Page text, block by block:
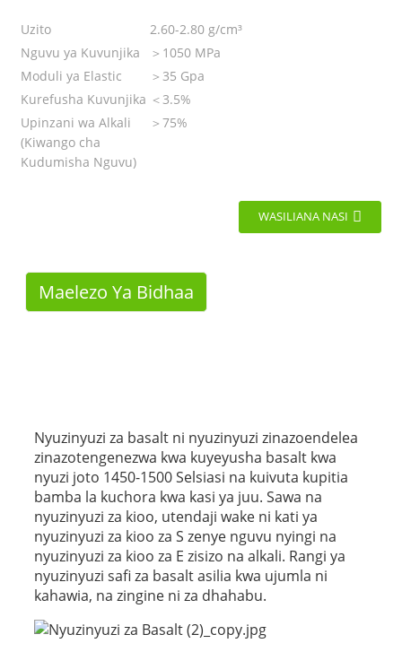
Uzito
2.60-2.80 g/cm³
Nguvu ya Kuvunjika
＞1050 MPa
Moduli ya Elastic
＞35 Gpa
Kurefusha Kuvunjika ＜3.5%
Upinzani wa Alkali
(Kiwango cha
Kudumisha Nguvu)
＞75%
WASILIANA NASI
Maelezo Ya Bidhaa
Nyuzinyuzi za basalt ni nyuzinyuzi zinazoendelea
zinazotengenezwa kwa kuyeyusha basalt kwa
nyuzi joto 1450-1500 Selsiasi na kuivuta kupitia
bamba la kuchora kwa kasi ya juu. Sawa na
nyuzinyuzi za kioo, utendaji wake ni kati ya
nyuzinyuzi za kioo za S zenye nguvu nyingi na
nyuzinyuzi za kioo za E zisizo na alkali. Rangi ya
nyuzinyuzi safi za basalt asilia kwa ujumla ni
kahawia, na zingine ni za dhahabu.